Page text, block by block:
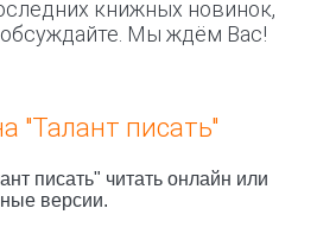
книжных новинок,
Мы ждём Вас!
"Талант писать"
писать" читать онлайн или
версии.